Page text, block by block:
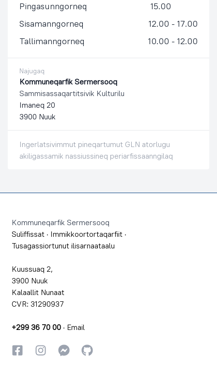
Pingasunngorneq
15.00
Sisamanngorneq
12.00 - 17.00
Tallimanngorneq
10.00 - 12.00
Najugaq
Kommuneqarfik Sermersooq
Sammisassaqartitsivik Kulturilu
Imaneq 20
3900 Nuuk
Ingerlatsivimmut pineqartumut GLN atorlugu
akiligassamik nassiussineq periarfissaanngilaq
Kommuneqarfik Sermersooq
Suliffissat · Immikkoortortaqarfiit ·
Tusagassiortunut ilisarnaataalu
Kuussuaq 2,
3900 Nuuk
Kalaallit Nunaat
CVR: 31290937
+299 36 70 00 · Email
FacebookkiInstagrammiInstagrammi
GitHub